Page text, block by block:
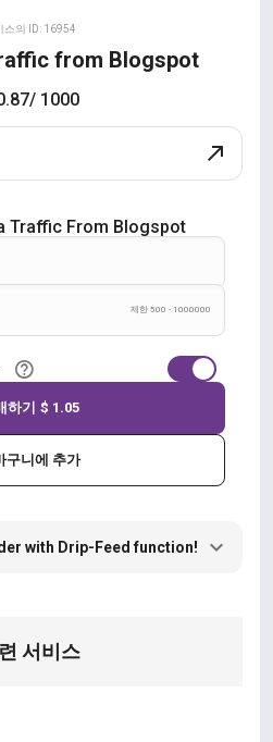
스의 ID: 16954
from Blogspot
/ 1000
Traffic From Blogspot
제한 500 - 1000000
구니에 추가
하기 $ 1.05
with Drip-Feed function!
서비스